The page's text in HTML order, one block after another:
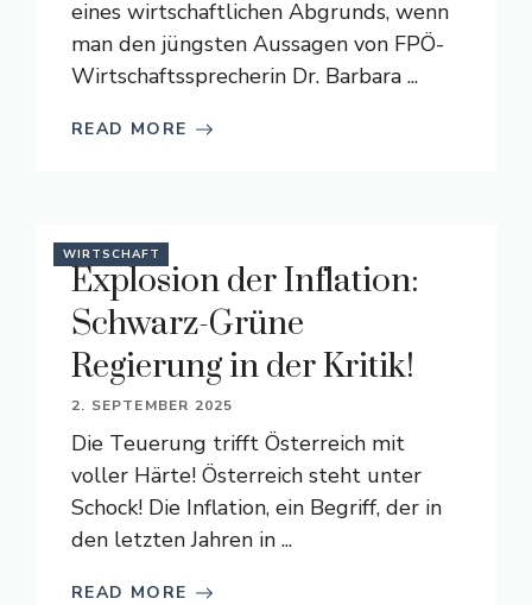
eines wirtschaftlichen Abgrunds, wenn
man den jüngsten Aussagen von FPÖ-
Wirtschaftssprecherin Dr. Barbara ...
READ MORE
WIRTSCHAFT
Explosion der Inflation:
Schwarz-Grüne
Regierung in der Kritik!
2. SEPTEMBER 2025
Die Teuerung trifft Österreich mit
voller Härte! Österreich steht unter
Schock! Die Inflation, ein Begriff, der in
den letzten Jahren in ...
READ MORE